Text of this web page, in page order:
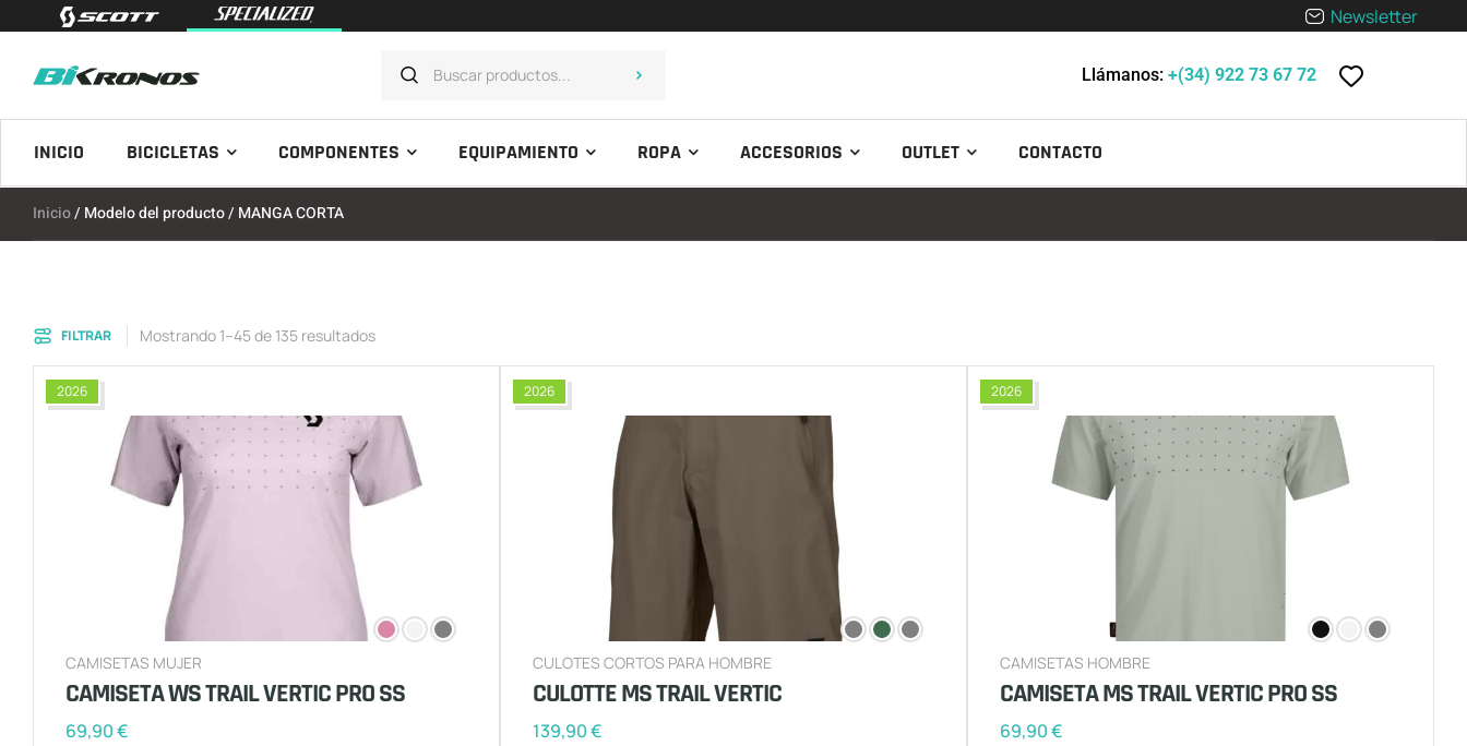
Newsletter
Llámanos: +(34) 922 73 67 72
INICIO BICICLETAS COMPONENTES EQUIPAMIENTO ROPA ACCESORIOS OUTLET CONTACTO
Inicio/ Modelo del producto / MANGA CORTA
FILTRAR Mostrando 1–45 de 135 resultados
2026
CAMISETAS MUJER
CAMISETA WS TRAIL VERTIC PRO SS
69,90€
2026
CULOTES CORTOS PARA HOMBRE
CULOTTE MS TRAIL VERTIC
139,90€
2026
CAMISETAS HOMBRE
CAMISETA MS TRAIL VERTIC PRO SS
69,90€